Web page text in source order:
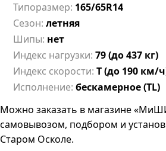
Типоразмер: 165/65R14
Сезон: летняя
Шипы: нет
Индекс нагрузки: 79 (до 437 кг)
Индекс скорости: T (до 190 км/
Исполнение: бескамерное (TL)
Можно заказать в магазине
самовывозом, подбором и
Старом Осколе.